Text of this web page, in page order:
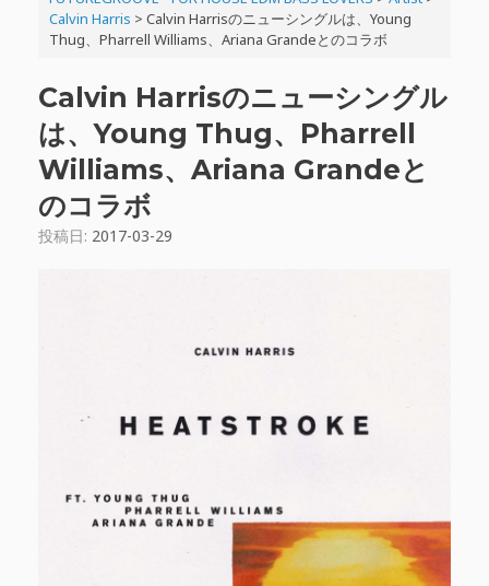
Calvin Harris > Calvin Harrisのニューシングルは、Young
Thug、Pharrell Williams、Ariana Grandeとのコラボ
Calvin Harrisのニューシングル
は、Young Thug、Pharrell
Williams、Ariana Grandeと
のコラボ
投稿日: 2017-03-29